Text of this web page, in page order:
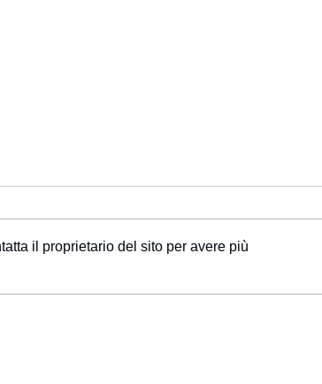
il proprietario del sito per avere più